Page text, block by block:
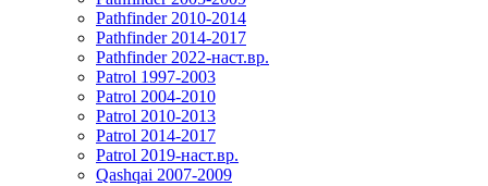
Pathfinder 2010-2014
Pathfinder 2014-2017
Pathfinder 2022-наст.вр.
Patrol 1997-2003
Patrol 2004-2010
Patrol 2010-2013
Patrol 2014-2017
Patrol 2019-наст.вр.
Qashqai 2007-2009